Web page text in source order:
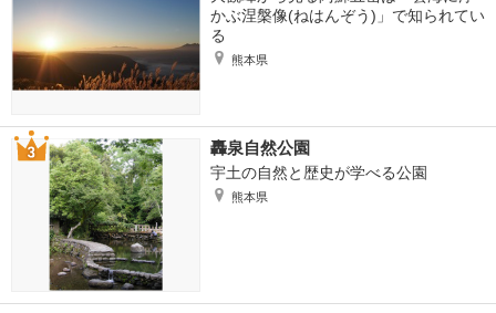
かぶ涅槃像(ねはんぞう)」で知られてい
る
熊本県
轟泉自然公園
宇土の自然と歴史が学べる公園
熊本県